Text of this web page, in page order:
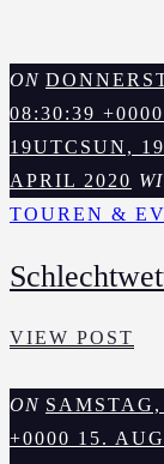
ON
08:30:39
19UTCSUN,
APRIL 2020
TOUREN &
VIEW POST
ON
+0000 15.